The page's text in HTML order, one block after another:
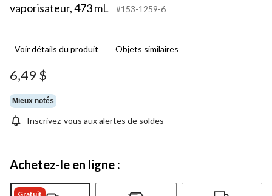
vaporisateur, 473 mL
#153-1259-6
Voir détails du produit Objets similaires
6,49 $
Mieux notés
Inscrivez-vous aux alertes de soldes
Achetez-le en ligne :
Gratuit